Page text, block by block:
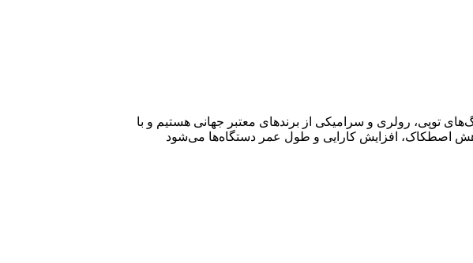
توپی، رولری و سرامیکی از برندهای معتبر جهانی هستیم و با
اصطکاک، افزایش کارایی و طول عمر دستگاه‌ها می‌شود